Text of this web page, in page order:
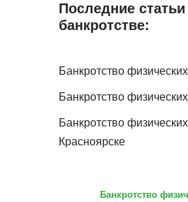
Последние
банкротстве:
Банкротство
Банкротство
Банкротство
Красноярске
Банкротство